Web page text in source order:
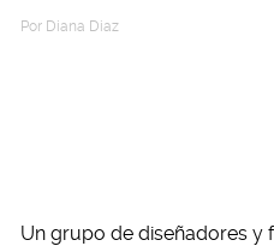
Por Diana Diaz
Un grupo de diseñadores y